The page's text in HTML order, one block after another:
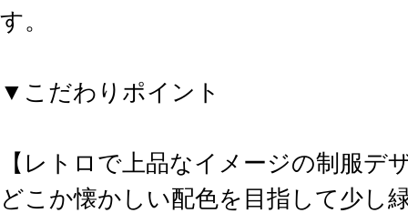
す。
▼こだわりポイント
【レトロで上品なイメージの制服デ
どこか懐かしい配色を目指して少し